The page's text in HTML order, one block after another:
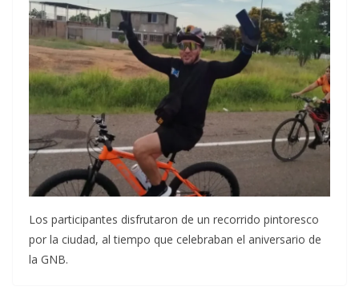
Los participantes disfrutaron de un recorrido pintoresco
por la ciudad, al tiempo que celebraban el aniversario de
la GNB.